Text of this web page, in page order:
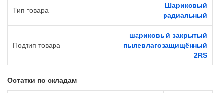
Тип товара
Шариковый
радиальный
Подтип товара
шариковый закрытый
пылевлагозащищённый
2RS
Остатки по складам